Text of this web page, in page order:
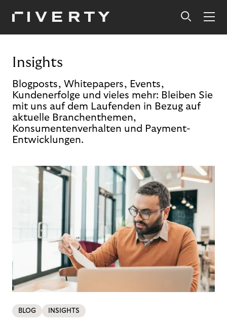
Insights
Blogposts, Whitepapers, Events,
Kundenerfolge und vieles mehr: Bleiben Sie
mit uns auf dem Laufenden in Bezug auf
aktuelle Branchenthemen,
Konsumentenverhalten und Payment-
Entwicklungen.
BLOG INSIGHTS